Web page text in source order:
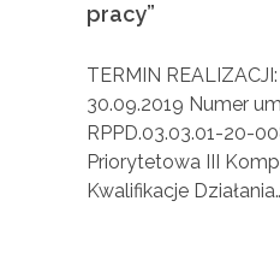
d
o
s
pracy”
TERMIN
30.09.2019 Numer
RPPD.03.03.01-20-
Priorytetowa III
Kwalifikacje